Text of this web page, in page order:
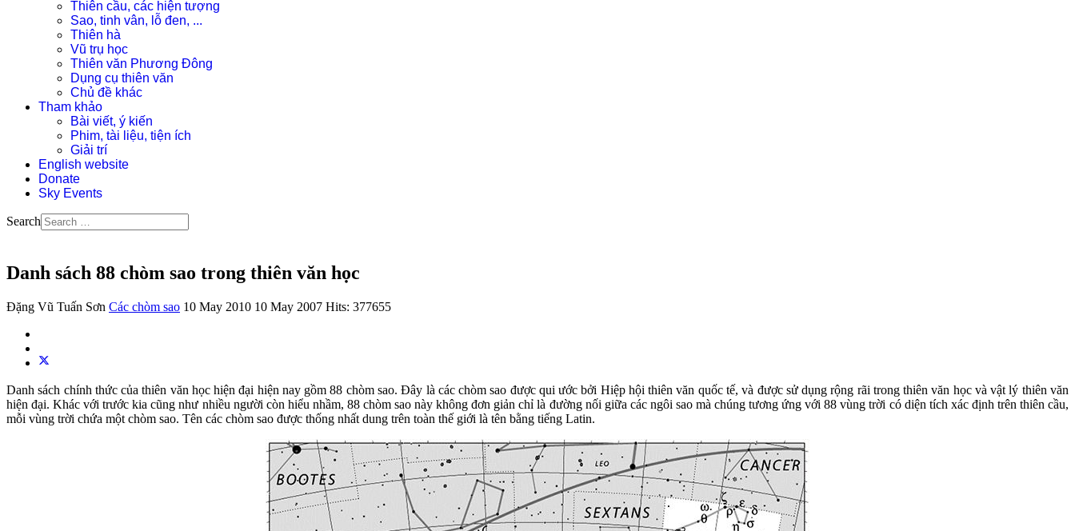
Thiên cầu, các hiện tượng
Sao, tinh vân, lỗ đen, ...
Thiên hà
Vũ trụ học
Thiên văn Phương Đông
Dụng cụ thiên văn
Chủ đề khác
Tham khảo
Bài viết, ý kiến
Phim, tài liệu, tiện ích
Giải trí
English website
Donate
Sky Events
Search
Danh sách 88 chòm sao trong thiên văn học
Đặng Vũ Tuấn Sơn Các chòm sao 10 May 2010 10 May 2007 Hits: 377655
Danh sách chính thức của thiên văn học hiện đại hiện nay gồm 88 chòm sao. Đây là các chòm sao được qui ước bởi Hiệp hội thiên văn quốc tế, và được sử dụng rộng rãi trong thiên văn học và vật lý thiên văn
hiện đại. Khác với trước kia cũng như nhiều người còn hiểu nhầm, 88 chòm sao này không đơn giản chỉ là đường nối giữa các ngôi sao mà chúng tương ứng với 88 vùng trời có diện tích xác định trên thiên cầu,
mỗi vùng trời chứa một chòm sao. Tên các chòm sao được thống nhất dung trên toàn thế giới là tên bằng tiếng Latin.